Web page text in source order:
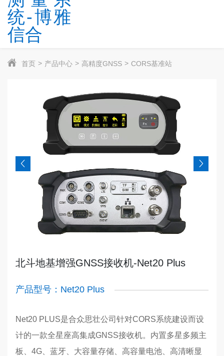
首页 产品中心 高精度GNSS CORS基准站
北斗地基增强GNSS接收机-Net20 Plus
产品型号：Net20 Plus
Net20 PLUS是合众思壮公司针对CORS系统建设而设
计的一款全星座高集成GNSS接收机。内置多星多频主
板、4G、蓝牙、大容量存储、高容量电池、高清晰显